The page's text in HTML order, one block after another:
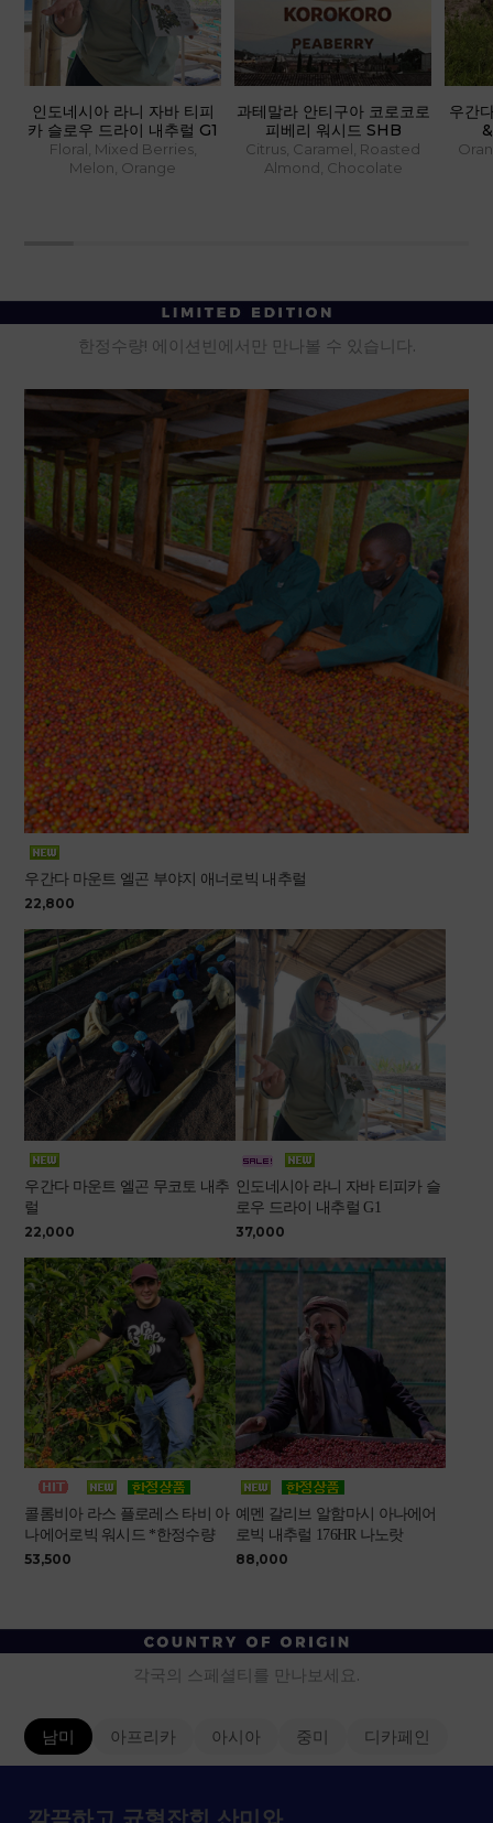
과테말라 안티구아 코로코로
피베리 워시드 SHB
Citrus, Caramel, Roasted
Almond, Chocolate
우간다 르웬조리 동키 SL14
& SL28 워시드 A
Orange, Floral, Caramel,
Brown Sugar
우간
와
한정수량! 에이션빈에서만 만나볼 수 있습니다.
우간다 마운트 엘곤 부야지 애너로빅 내추럴
22,800
우간다 마운트 엘곤 무코토 내추
럴
22,000
인도네시아 라니 자바 티피카 슬
로우 드라이 내추럴 G1
37,000
콜롬비아 라스 플로레스 타비 아
나에어로빅 워시드 *한정수량
53,500
예멘 갈리브 알함마시 아나에어
로빅 내추럴 176HR 나노랏
88,000
각국의 스페셜티를 만나보세요.
남미 아프리카 아시아 중미 디카페인